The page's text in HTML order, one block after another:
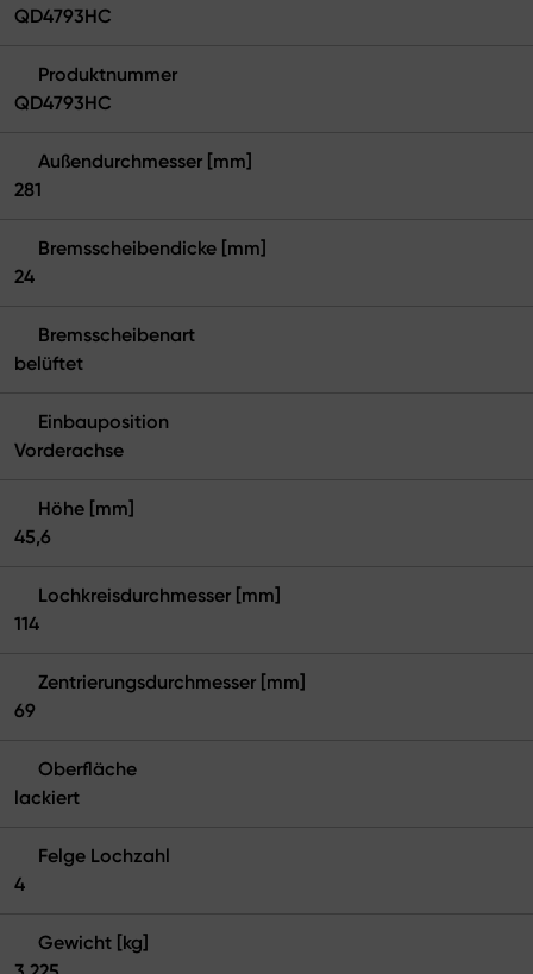
QD4793HC
Produktnummer
QD4793HC
Außendurchmesser [mm]
281
Bremsscheibendicke [mm]
24
Bremsscheibenart
belüftet
Einbauposition
Vorderachse
Höhe [mm]
45,6
Lochkreisdurchmesser [mm]
114
Zentrierungsdurchmesser [mm]
69
Oberfläche
lackiert
Felge Lochzahl
4
Gewicht [kg]